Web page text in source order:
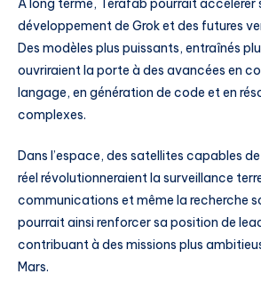
À long terme, Terafab pourrait
développement de Grok et des futures
Des modèles plus puissants, entraînés
ouvriraient la porte à des avancées en
langage, en génération de code et en
complexes.
Dans l’espace, des satellites capables
réel révolutionneraient la surveillance
communications et même la recherche
pourrait ainsi renforcer sa position de
contribuant à des missions plus
Mars.